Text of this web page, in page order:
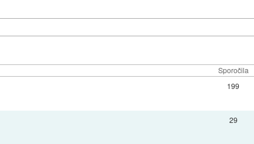
Sporočila
199
29